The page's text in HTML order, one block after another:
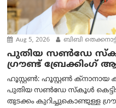
Aug 5, 2026 ബിബി
പുതിയ സൺഡേ സ്കൂൾ
ഗ്രൗണ്ട് ബ്രേക്കിംഗ്
ഹൂസ്റ്റൺ: ഹൂസ്റ്റൺ ക്നാനായ
പുതിയ സൺഡേ സ്കൂൾ
തുടക്കം കുറിച്ചുകൊണ്ടുള്ള